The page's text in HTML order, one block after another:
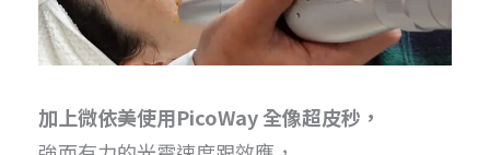
加上微依美使用PicoWay 全像超皮秒，